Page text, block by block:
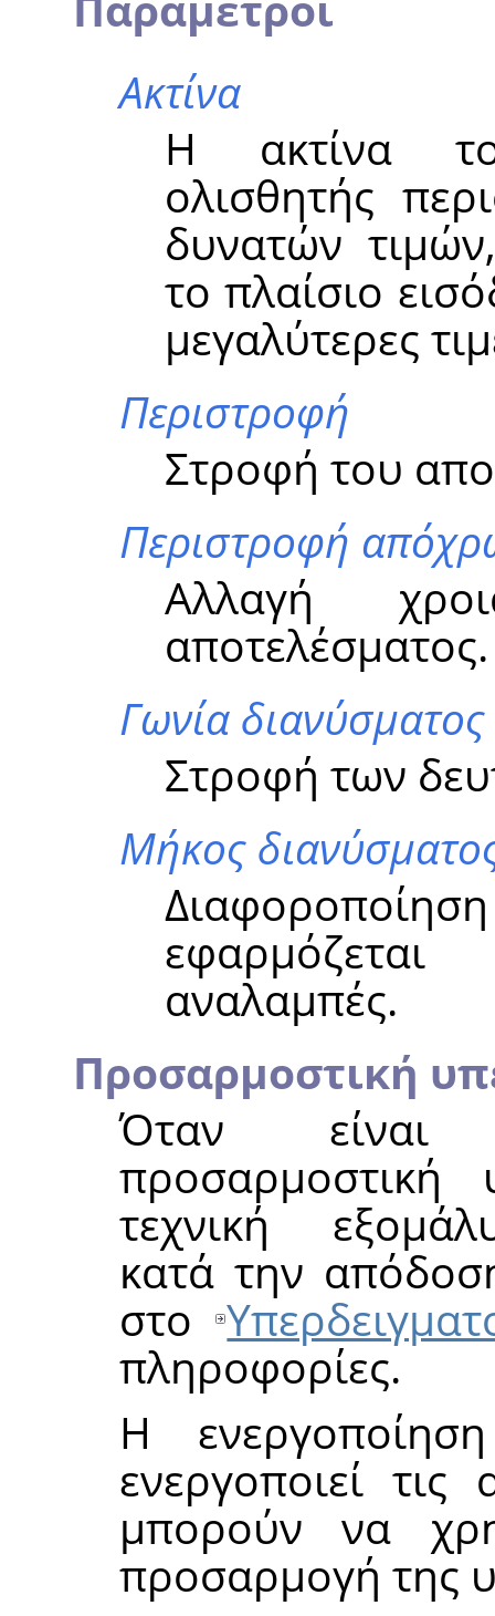
Ακτίνα
Η ακτίνα
ολισθητής
δυνατών
το πλαίσιο
μεγαλύτερες
Περιστροφή
Στροφή του
Περιστροφή
Αλλαγή
αποτελέσματος.
Γωνία διανύσματος
Στροφή των
Μήκος
αναλαμπές.
Προσαρμοστική
Όταν είναι
προσαρμοστική
τεχνική
κατά την
στο
πληροφορίες.
Η
ενεργοποιεί
μπορούν να
προσαρμογή της